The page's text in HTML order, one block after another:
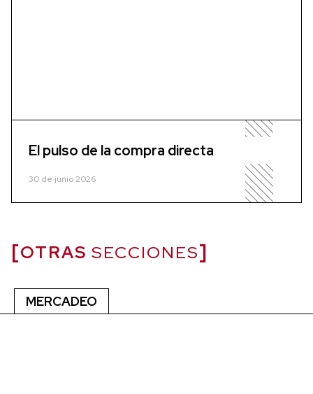
El pulso de la compra directa
30 de junio 2026
OTRAS SECCIONES
MERCADEO